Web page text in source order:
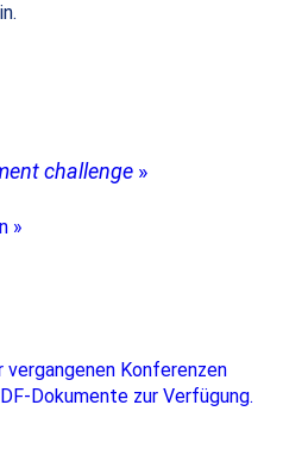
challenge »
»
Konferenzen
Dokumente zur Verfügung.